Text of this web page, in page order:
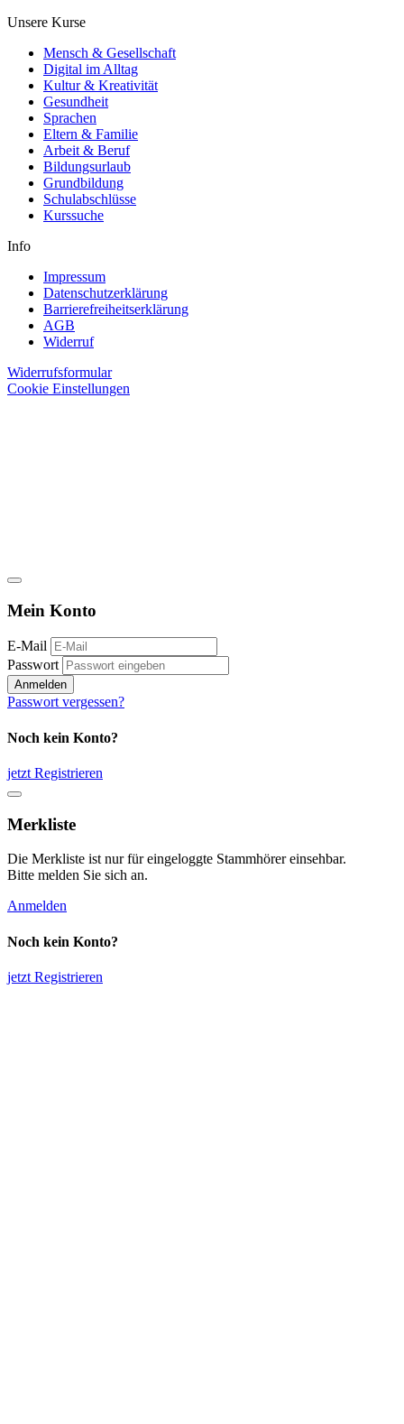
Unsere Kurse
Mensch & Gesellschaft
Digital im Alltag
Kultur & Kreativität
Gesundheit
Sprachen
Eltern & Familie
Arbeit & Beruf
Bildungsurlaub
Grundbildung
Schulabschlüsse
Kurssuche
Info
Impressum
Datenschutzerklärung
Barrierefreiheitserklärung
AGB
Widerruf
Widerrufsformular
Cookie Einstellungen
Mein Konto
E-Mail
Passwort
Anmelden
Passwort vergessen?
Noch kein Konto?
jetzt Registrieren
Merkliste
Die Merkliste ist nur für eingeloggte Stammhörer einsehbar.
Bitte melden Sie sich an.
Anmelden
Noch kein Konto?
jetzt Registrieren